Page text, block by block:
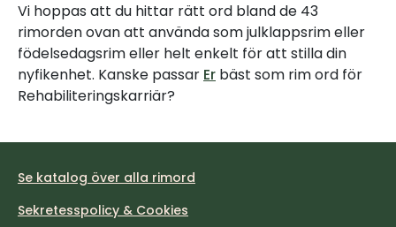
Vi hoppas att du hittar rätt ord bland de 43
rimorden ovan att använda som julklappsrim eller
födelsedagsrim eller helt enkelt för att stilla din
nyfikenhet. Kanske passar Er bäst som rim ord för
Rehabiliteringskarriär?
Se katalog över alla rimord
Sekretesspolicy & Cookies